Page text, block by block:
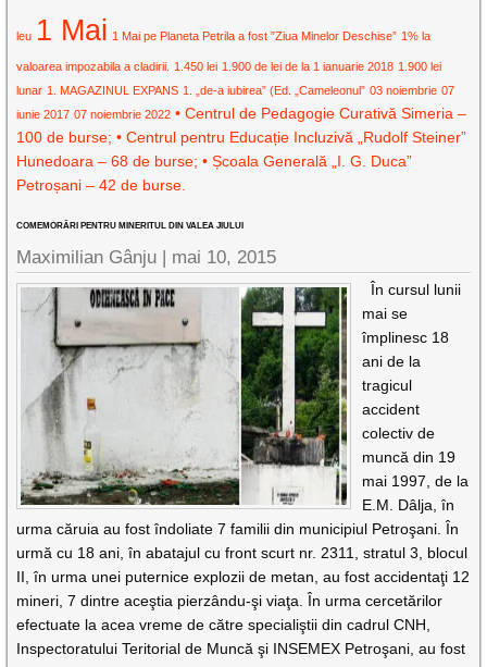
leu 1 Mai 1 Mai pe Planeta Petrila a fost ”Ziua Minelor Deschise” 1% la
valoarea impozabila a cladirii. 1.450 lei 1.900 de lei de la 1 ianuarie 2018 1.900 lei
lunar 1. MAGAZINUL EXPANS 1. „de-a iubirea” (Ed. „Cameleonul” 03 noiembrie 07
iunie 2017 07 noiembrie 2022 • Centrul de Pedagogie Curativă Simeria –
100 de burse; • Centrul pentru Educație Incluzivă „Rudolf Steiner”
Hunedoara – 68 de burse; • Școala Generală „I. G. Duca”
Petroșani – 42 de burse.
COMEMORĂRI PENTRU MINERITUL DIN VALEA JIULUI
Maximilian Gânju | mai 10, 2015
În cursul lunii
mai se
împlinesc 18
ani de la
tragicul
accident
colectiv de
muncă din 19
mai 1997, de la
E.M. Dâlja, în
urma căruia au fost îndoliate 7 familii din municipiul Petroşani. În
urmă cu 18 ani, în abatajul cu front scurt nr. 2311, stratul 3, blocul
II, în urma unei puternice explozii de metan, au fost accidentaţi 12
mineri, 7 dintre aceştia pierzându-şi viaţa. În urma cercetărilor
efectuate la acea vreme de către specialiştii din cadrul CNH,
Inspectoratului Teritorial de Muncă şi INSEMEX Petroşani, au fost